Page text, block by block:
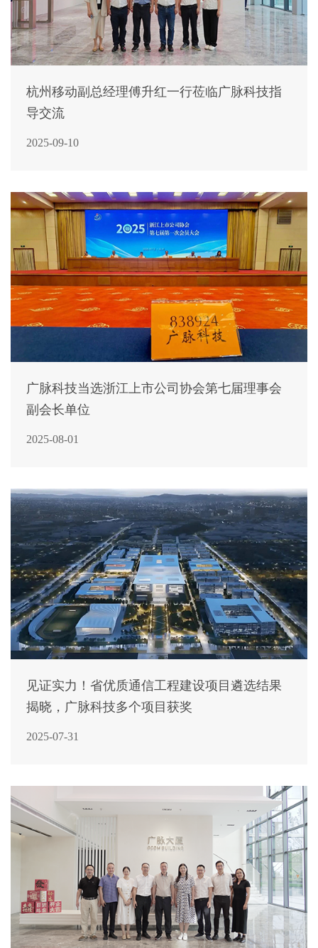
杭州移动副总经理傅升红一行莅临广脉科技指
导交流
2025-09-10
广脉科技当选浙江上市公司协会第七届理事会
副会长单位
2025-08-01
见证实力！省优质通信工程建设项目遴选结果
揭晓，广脉科技多个项目获奖
2025-07-31